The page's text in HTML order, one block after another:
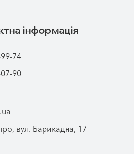
інформація
74
90
вул. Барикадна, 17